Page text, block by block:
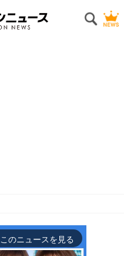
このニュースを見る